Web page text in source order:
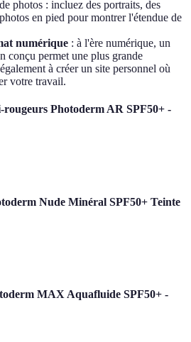
de photos : incluez des portraits, des
en pied pour montrer l'étendue de
numérique : à l'ère numérique, un
conçu permet une plus grande
à créer un site personnel où
votre travail.
rougeurs Photoderm AR SPF50+ -
Nude Minéral SPF50+ Teinte
MAX Aquafluide SPF50+ -